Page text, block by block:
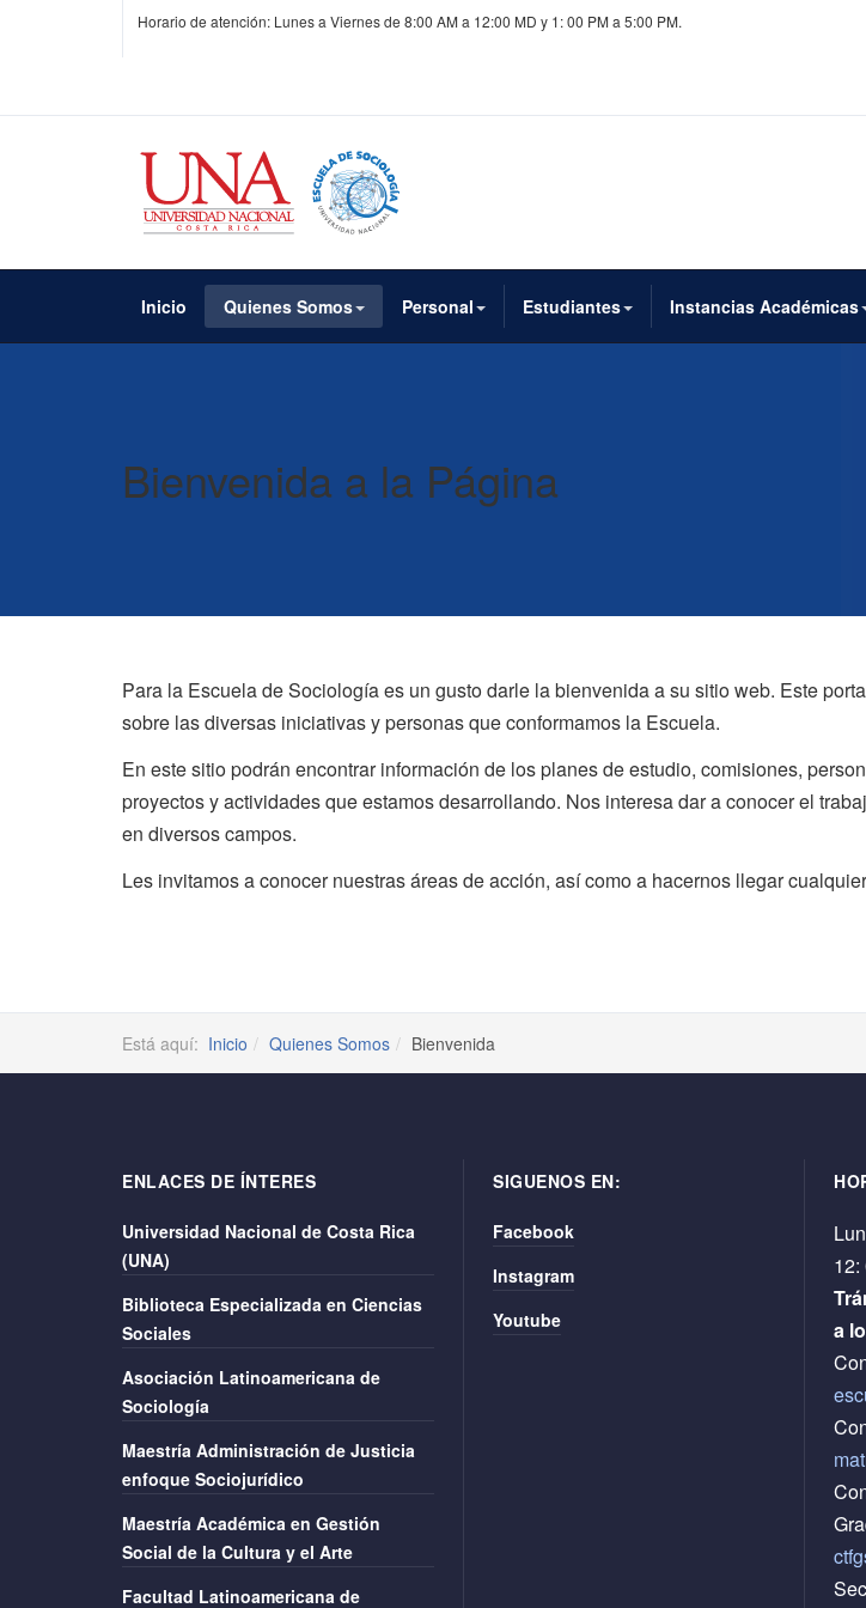
Horario de atención: Lunes a Viernes de 8:00 AM a 12:00 MD y 1: 00 PM a 5:00 PM.
Inicio Quienes Somos Personal Estudiantes Instancias Académicas
Bienvenida a la Página
Para la Escuela de Sociología es un gusto darle la bienvenida a su sitio web. Este
sobre las diversas iniciativas y personas que conformamos la Escuela.
En este sitio podrán encontrar información de los planes de estudio, comisiones,
proyectos y actividades que estamos desarrollando. Nos interesa dar a conocer el
en diversos campos.
Les invitamos a conocer nuestras áreas de acción, así como a hacernos llegar
Está aquí: Inicio Quienes Somos Bienvenida
ENLACES DE ÍNTERES
Universidad Nacional de Costa Rica
(UNA)
Biblioteca Especializada en Ciencias
Sociales
Asociación Latinoamericana de
Sociología
Maestría Administración de Justicia
enfoque Sociojurídico
Maestría Académica en Gestión
Social de la Cultura y el Arte
Facultad Latinoamericana de
SIGUENOS EN:
Facebook
Instagram
Youtube
12:
a